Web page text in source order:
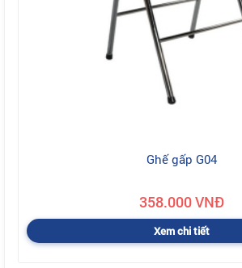
Ghế gấp G04
358.000 VNĐ
Xem chi tiết